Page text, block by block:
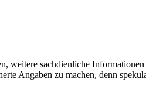
weitere sachdienliche
Angaben zu machen, denn